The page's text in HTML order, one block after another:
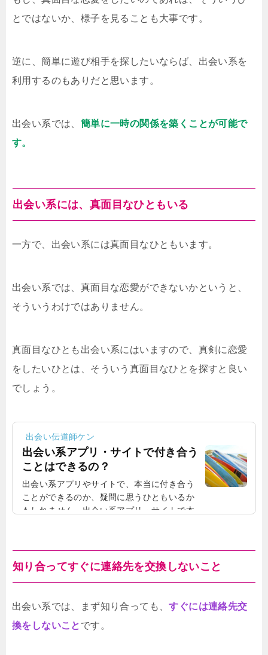
とではないか、様子を見ることも大事です。
逆に、簡単に遊び相手を探したいならば、出会い系を
利用するのもありだと思います。
出会い系では、 簡単に一時の関係を築くことが可能で
す。
出会い系には、真面目なひともいる
一方で、出会い系には真面目なひともいます。
出会い系では、真面目な恋愛ができないかというと、
そういうわけではありません。
真面目なひとも出会い系にはいますので、真剣に恋愛
をしたいひとは、そういう真面目なひとを探すと良い
でしょう。
出会い伝道師ケン
出会い系アプリ・サイトで付き合う
ことはできるの？
出会い系アプリやサイトで、本当に付き合う
ことができるのか、疑問に思うひともいるか
もしれません。出会い系アプリ・サイトで本
ひとも少なくありません。なので、出会い系
でもお付き合いできないわけではないので
す。体目的の男性も多いただ、確かに出会い
ません。本気でお付き合いしたいならば、そ
系アプリやサイトから、お付き合いを始める
知り合ってすぐに連絡先を交換しないこと
出会い系では、まず知り合っても、すぐには連絡先交
換をしないこと です。